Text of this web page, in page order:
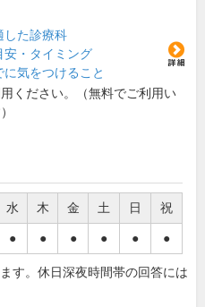
した診療科
安・タイミング
に気をつけること
ください。（無料でご利用い
水 木 金 土 日 祝
● ● ● ● ● ●
す。休日深夜時間帯の回答には